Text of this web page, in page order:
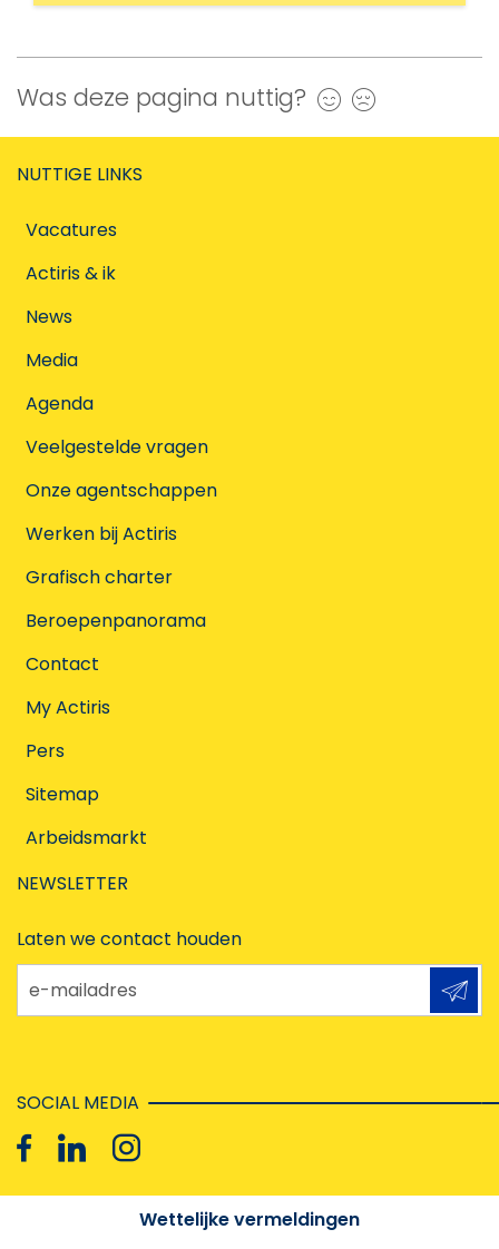
Was deze pagina nuttig? Ja
NUTTIGE LINKS
Vacatures
Actiris & ik
News
Media
Agenda
Veelgestelde vragen
Onze agentschappen
Werken bij Actiris
Grafisch charter
Beroepenpanorama
Contact
My Actiris
Pers
Sitemap
Arbeidsmarkt
NEWSLETTER
Laten we contact houden
e-mailadres
SOCIAL MEDIA
Wettelijke vermeldingen